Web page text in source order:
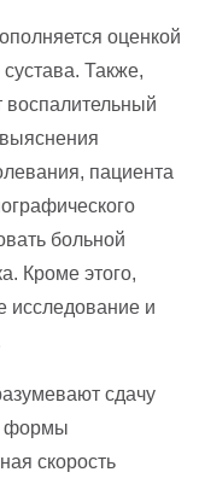
оценкой
Также,
воспалительный
пациента
больной
Кроме этого,
исследование и
сдачу
формы
скорость